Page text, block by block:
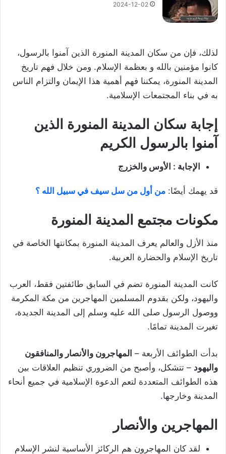
2024-12-02
لذلك، فإن من سكان المدينة المنورة الذين آمنوا بالرسول،
كانوا مؤمنين بالله و بعظمة الإسلام. ومن خلال فهم تاريخ
المدينة المنورة، يمكننا فهم أهمية هذا الإيمان والتزام الناس
به في بناء المجتمعات الإسلامية.
إجابة سكان المدينة المنورة الذين
آمنوا بالرسول الكريم
الإجابة : الأوس والخزرج
قد يهمك أيضًا: من أول من سل سيف في سبيل الله ؟
مكونات مجتمع المدينة المنورة
منذ الأزل والعالم يعرف المدينة المنورة بمكانتها الخاصة في
تاريخ الإسلام والحضارة العربية.
كانت المدينة المنورة تضم في السابق طائفتين فقط، العرب
واليهود، ولكن بقدوم المسلمين المهاجرين من مكة المكرمة
ووصول الرسول صلى الله عليه وسلم إلى المدينة الجديدة،
تغيرت المدينة تمامًا.
بدأت الطوائف الأربعة – المهاجرون والأنصار والمنافقون
واليهود – تتشكل، وأصبح من الضروري تنظيم العلاقات بين
هذه الطوائف المتعددة لتعم الدعوة الإسلامية في جميع أنحاء
المدينة وخارجها.
المهاجرين والأنصار
لقد كان المهاجرون هم الركائز الأساسية لنشر الإسلام